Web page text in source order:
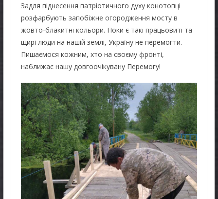
Задля піднесення патріотичного духу конотопці
розфарбують запобіжне огородження мосту в
жовто-блакитні кольори. Поки є такі працьовиті та
щирі люди на нашій землі, Україну не перемогти.
Пишаємося кожним, хто на своєму фронті,
наближає нашу довгоочікувану Перемогу!